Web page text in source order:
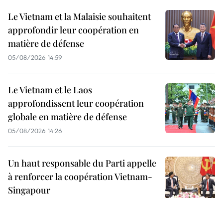
Le Vietnam et la Malaisie souhaitent
approfondir leur coopération en
matière de défense
05/08/2026 14:59
Le Vietnam et le Laos
approfondissent leur coopération
globale en matière de défense
05/08/2026 14:26
Un haut responsable du Parti appelle
à renforcer la coopération Vietnam-
Singapour